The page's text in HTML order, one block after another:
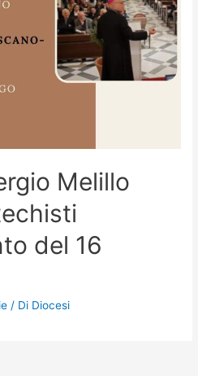
Melillo
del 16
/ Di Diocesi